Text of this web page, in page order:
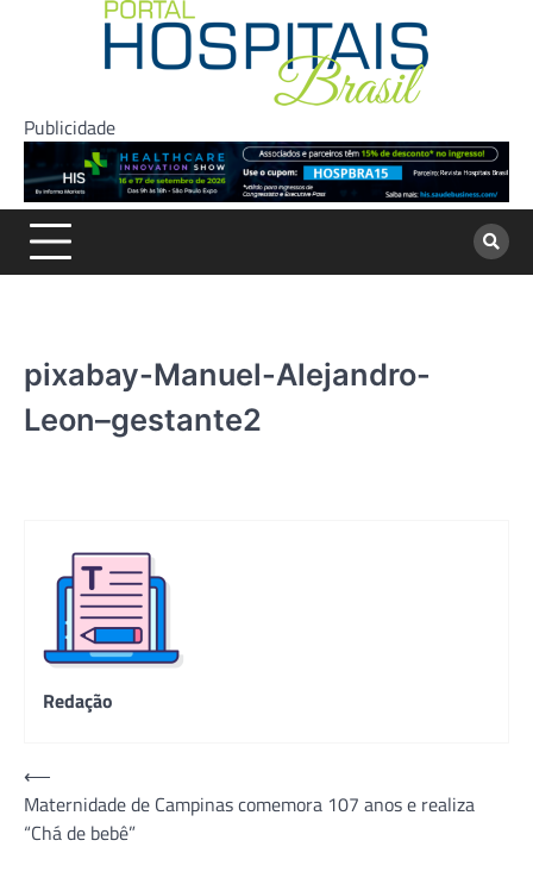
Publicidade
pixabay-Manuel-Alejandro-
Leon–gestante2
Redação
Navegação
de
Post
⟵
Maternidade de Campinas comemora 107 anos e realiza
“Chá de bebê”